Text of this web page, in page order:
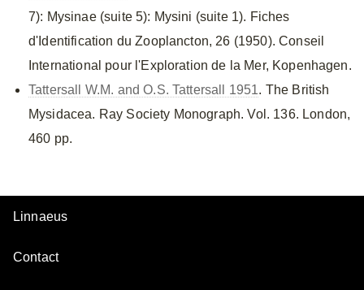
7): Mysinae (suite 5): Mysini (suite 1). Fiches
d'Identification du Zooplancton, 26 (1950). Conseil
International pour l'Exploration de la Mer, Kopenhagen.
Tattersall W.M. and O.S. Tattersall 1951. The British
Mysidacea. Ray Society Monograph. Vol. 136. London,
460 pp.
Linnaeus
Contact